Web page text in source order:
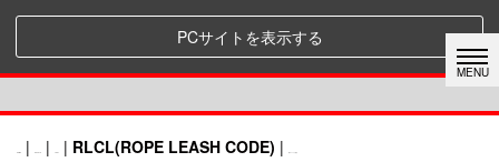
PCサイトを表示する
| | | RLCL(ROPE LEASH CODE) |